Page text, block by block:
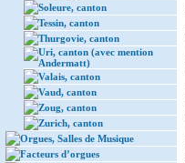
Soleure, canton
Tessin, canton
Thurgovie, canton
Uri, canton (avec mention
Andermatt)
Valais, canton
Vaud, canton
Zoug, canton
Zurich, canton
Orgues, Salles de Musique
Facteurs d’orgues